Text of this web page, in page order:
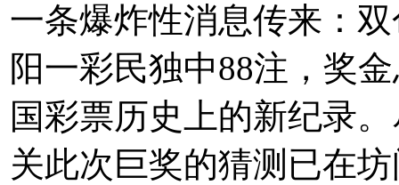
一条爆炸性消息传来：
阳一彩民独中88注，奖
国彩票历史上的新纪录
关此次巨奖的猜测已在